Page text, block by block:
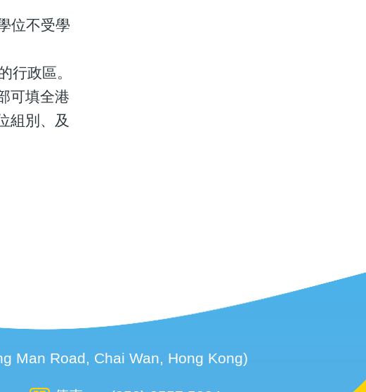
位不受學
行政區。
可填全港
組別、及
Man Road, Chai Wan, Hong Kong)